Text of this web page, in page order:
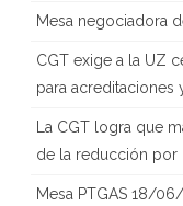
Mesa negociadora
CGT exige a la UZ
para acreditaciones
La CGT logra que
de la reducción por
Mesa PTGAS 18/